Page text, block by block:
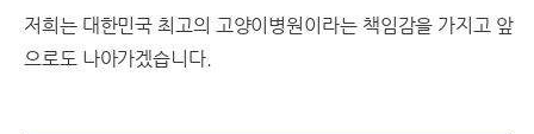
저희는 대한민국 최고의 고양이병원이라는 책임감을 가지고 앞
으로도 나아가겠습니다.